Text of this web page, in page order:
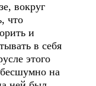
вокруг
что
и
в себя
этого
на